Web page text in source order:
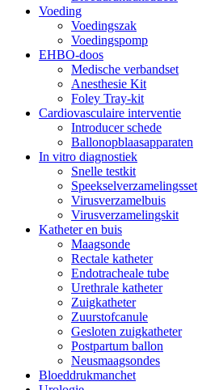
Voeding
Voedingszak
Voedingspomp
EHBO-doos
Medische verbandset
Anesthesie Kit
Foley Tray-kit
Cardiovasculaire interventie
Introducer schede
Ballonopblaasapparaten
In vitro diagnostiek
Snelle testkit
Speekselverzamelingsset
Virusverzamelbuis
Virusverzamelingskit
Katheter en buis
Maagsonde
Rectale katheter
Endotracheale tube
Urethrale katheter
Zuigkatheter
Zuurstofcanule
Gesloten zuigkatheter
Postpartum ballon
Neusmaagsondes
Bloeddrukmanchet